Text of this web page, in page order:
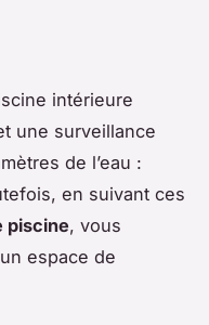
intérieure
une surveillance
de l’eau :
en suivant ces
piscine, vous
espace de